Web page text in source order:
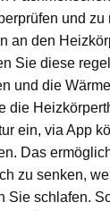
und zu
an den
Sie diese
und die
die
ein, via App
Das
zu senken,
Sie schlafen.